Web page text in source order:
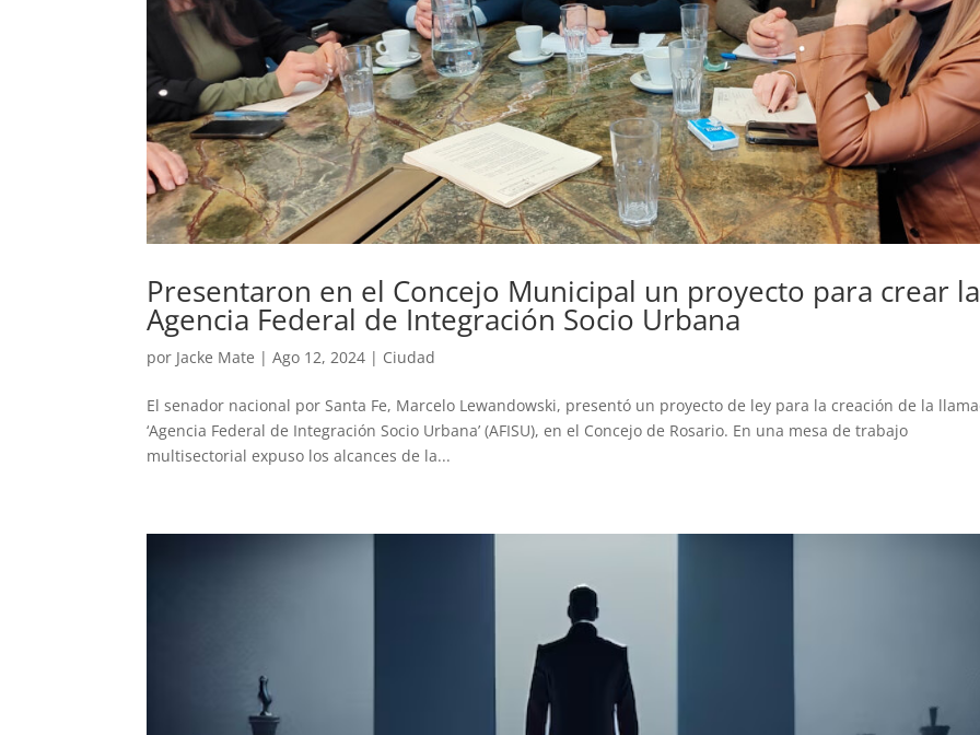
Presentaron en el Concejo Municipal un proyecto para crear la
Agencia Federal de Integración Socio Urbana
por Jacke Mate |Ago 12, 2024 | Ciudad
El senador nacional por Santa Fe, Marcelo Lewandowski, presentó un proyecto de ley para la creación de la
‘Agencia Federal de Integración Socio Urbana’ (AFISU), en el Concejo de Rosario. En una mesa de trabajo
multisectorial expuso los alcances de la...